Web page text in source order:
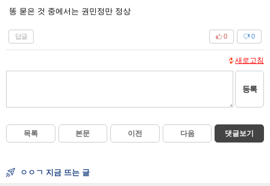
똥 묻은 것 중에서는 권민정만 정상
답글 0
0
새로고침
등록
목록 본문 이전 다음 댓글보기
ㅇㅇㄱ 지금 뜨는 글